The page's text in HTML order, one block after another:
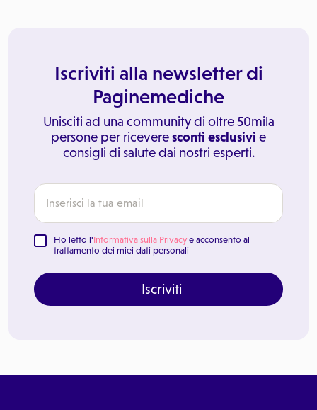
Iscriviti alla newsletter di
Paginemediche
Unisciti ad una community di oltre 50mila
persone per riceveresconti esclusivi e
consigli di salute dai nostri esperti.
Ho letto l'Informativa sulla Privacy e acconsento al
trattamento dei miei dati personali
Iscriviti